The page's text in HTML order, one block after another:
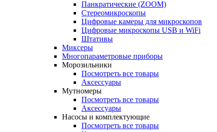
Панкратические (ZOOM)
Стереомикроскопы
Цифровые камеры для микроскопов
Цифровые микроскопы USB и WiFi
Штативы
Миксеры
Многопараметровые приборы
Морозильники
Посмотреть все товары
Аксессуары
Мутномеры
Посмотреть все товары
Аксессуары
Насосы и комплектующие
Посмотреть все товары